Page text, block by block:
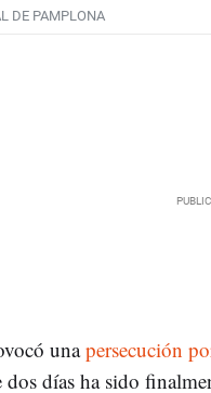
DE PAMPLONA
unapersecución
días ha sido